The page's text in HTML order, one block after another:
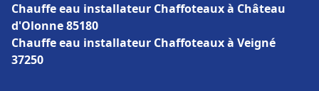
Chauffe eau installateur Chaffoteaux à Château
d'Olonne 85180
Chauffe eau installateur Chaffoteaux à Veigné
37250